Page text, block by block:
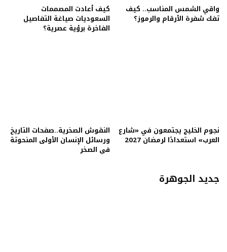
واقي الشمس المناسب.. كيف
تفك شفرة الأرقام والرموز؟
كيف أعادت المصممات
السعوديات صياغة التفاصيل
الفاخرة برؤية عصرية؟
نجوم الخليج يجتمعون في «شارع
العرب» استعدادًا لرمضان 2027
النقوش الصخرية..صفحات التاريخ
ورسائل الإنسان الأولى المنحوتة
في الصخر
جديد الجوهرة